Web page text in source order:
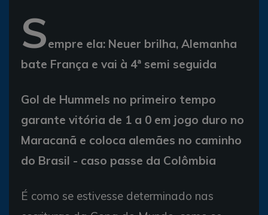
Sempre ela: Neuer brilha, Alemanha
bate França e vai à 4ª semi seguida
Gol de Hummels no primeiro tempo
garante vitória de 1 a 0 em jogo duro no
Maracanã e coloca alemães no caminho
do Brasil - caso passe da Colômbia
É como se estivesse determinado nas